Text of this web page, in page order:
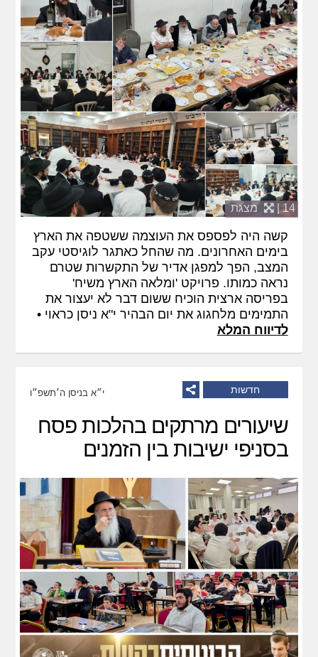
14 | מצגת
קשה היה לפספס את העוצמה ששטפה את הארץ
בימים האחרונים. מה שהחל כאתגר לוגיסטי עקב
המצב, הפך למפגן אדיר של התקשרות שטרם
נראה כמותו. פרויקט 'ומלאה הארץ משיח'
בפריסה ארצית הוכיח ששום דבר לא יעצור את
התמימים מלחגוג את יום הבהיר י"א ניסן כראוי •
לדיווח המלא
חדשות י״א בניסן ה׳תשפ״ו
שיעורים מרתקים בהלכות פסח
בסניפי ישיבות בין הזמנים